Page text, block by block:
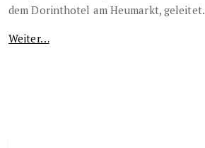
dem Dorinthotel am Heumarkt, geleitet.
Weiter…